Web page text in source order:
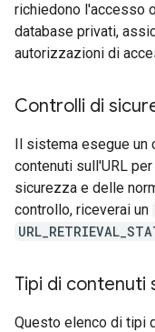
richiedono l'accesso
database privati,
autorizzazioni di
Controlli di
Il sistema esegue un
contenuti sull'URL
sicurezza e delle
controllo, riceverai un
Tipi di contenuti
Questo elenco di tipi